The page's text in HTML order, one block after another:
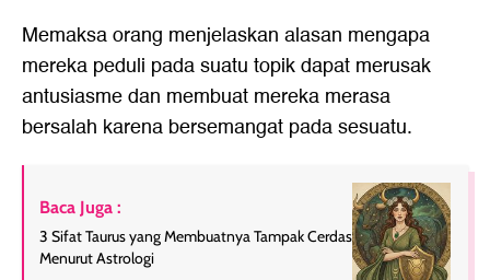
Memaksa orang menjelaskan alasan mengapa
mereka peduli pada suatu topik dapat merusak
antusiasme dan membuat mereka merasa
bersalah karena bersemangat pada sesuatu.
Baca Juga :
3 Sifat Taurus yang Membuatnya Tampak Cerdas
Menurut Astrologi